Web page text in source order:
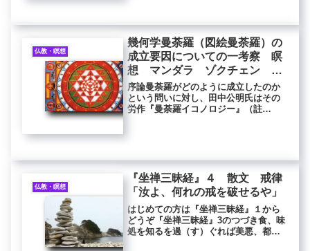
仏教・瞑想
幾何学曼荼羅（図絵曼荼羅）の
成立要因についての一考察 瞑
想 マンダラ ゾクチェン ト
ゥカル
序論曼荼羅がどのように成立したのか
という問いに対し、田中公明氏はその
労作『曼荼羅イコノロジー』（註
は以下の...
仏教・瞑想
『坐禅三昧経』４ 散文 戒律
「汝よ、何れの戒を破せるや」
はじめての方は『坐禅三昧経』１から
どうぞ『坐禅三昧経』3のつづき食、味
処を知るを過（す）ぐれば美悪、都